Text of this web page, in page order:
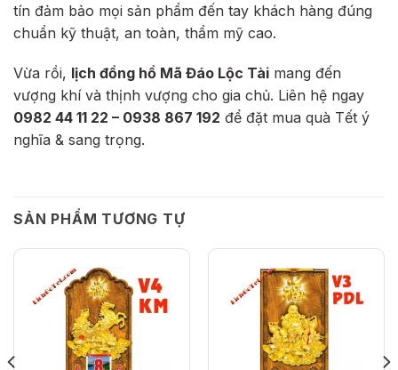
tín đảm bảo mọi sản phẩm đến tay khách hàng đúng
chuẩn kỹ thuật, an toàn, thẩm mỹ cao.
Vừa rồi, lịch đồng hồ Mã Đáo Lộc Tài mang đến
vượng khí và thịnh vượng cho gia chủ. Liên hệ ngay
0982 44 11 22 – 0938 867 192 để đặt mua quà Tết ý
nghĩa & sang trọng.
SẢN PHẨM TƯƠNG TỰ